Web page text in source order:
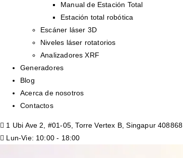
Manual de Estación Total
Estación total robótica
Escáner láser 3D
Niveles láser rotatorios
Analizadores XRF
Generadores
Blog
Acerca de nosotros
Contactos
1 Ubi Ave 2, #01-05, Torre Vertex B, Singapur 408868
Lun-Vie: 10:00 - 18:00